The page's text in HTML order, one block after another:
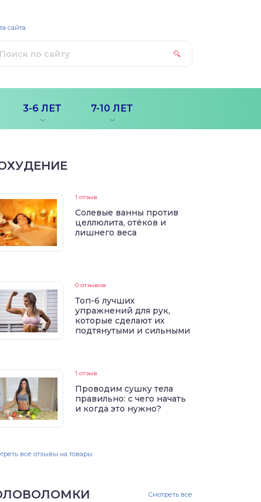
3-6 ЛЕТ 7-10 ЛЕТ
сайта
1 отзыв
Солевые ванны против
целлюлита, отёков и
лишнего веса
0 отзывов
Топ-6 лучших
упражнений для рук,
которые сделают их
подтянутыми и сильными
1 отзыв
Проводим сушку тела
правильно: с чего начать
и когда это нужно?
все отзывы на товары
Смотреть все